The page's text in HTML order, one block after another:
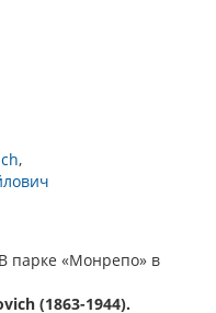
парке «Монрепо» в
(1863-1944).